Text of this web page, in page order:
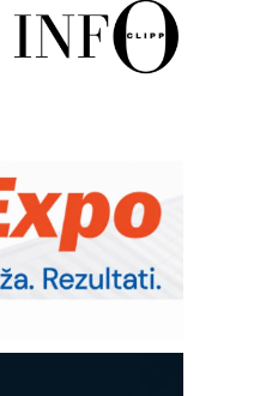
· Display
bez složenih
korist
više od 40 godina
INDICATOR
za efikasnije